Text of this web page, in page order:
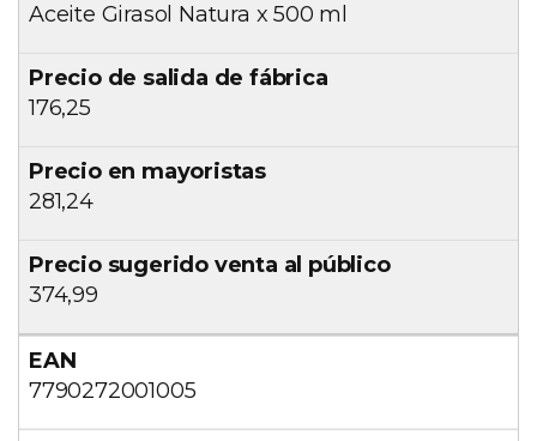
Aceite Girasol Natura x 500 ml
176,25
281,24
374,99
7790272001005